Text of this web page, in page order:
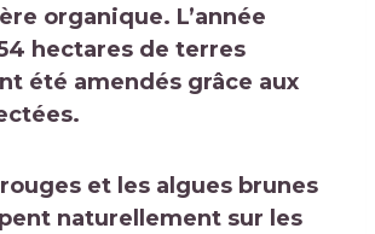
organique. L’année
hectares de terres
été amendés grâce aux
et les algues brunes
naturellement sur les